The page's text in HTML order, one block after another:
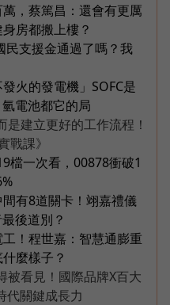
，蔡篤昌：還會有更厲
房都搬上樓？
民支援金通過了嗎？我
火的發電機」SOFC是
電池都它的局
建立更好的工作流程！
戰課》
檔一次看，00878衝破1
有8道關卡！翊嘉禮儀
後道別？
！程世嘉：智慧通膨重
麼樣子？
被看見！國際品牌X百大
代關鍵成長力